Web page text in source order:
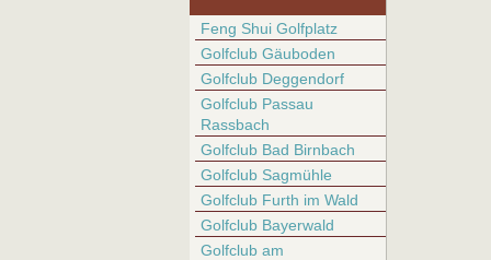
Feng Shui Golfplatz
Golfclub Gäuboden
Golfclub Deggendorf
Golfclub Passau
Rassbach
Golfclub Bad Birnbach
Golfclub Sagmühle
Golfclub Furth im Wald
Golfclub Bayerwald
Golfclub am